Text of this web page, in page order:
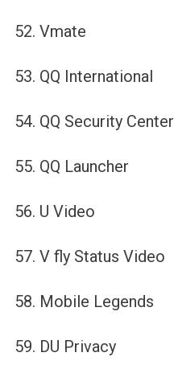
52. Vmate
53. QQ International
54. QQ Security Center
55. QQ Launcher
56. U Video
57. V fly Status Video
58. Mobile Legends
59. DU Privacy